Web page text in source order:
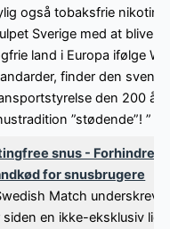
også tobaksfrie
Sverige med at blive
land i Europa ifølge
finder den
den 200 år
”stødende”! ”
snus - Forhindrer
for snusbrugere
Match underskrev
siden en ikke-eksklusiv